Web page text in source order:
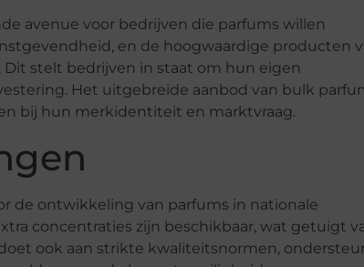
avenue voor bedrijven die parfums willen
en de hoogwaardige producten
stelt bedrijven in staat om hun eigen
Het uitgebreide aanbod van bulk
bij hun merkidentiteit en marktvraag.
de ontwikkeling van parfums in nationale
concentraties zijn beschikbaar, wat getuigt
ook aan strikte kwaliteitsnormen,